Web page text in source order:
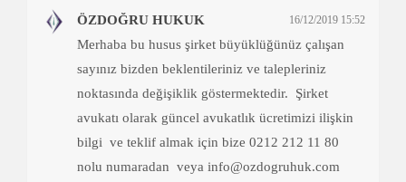
ÖZDOĞRU HUKUK 16/12/2019 15:52
Merhaba bu husus şirket büyüklüğünüz çalışan
sayınız bizden beklentileriniz ve talepleriniz
noktasında değişiklik göstermektedir. Şirket
avukatı olarak güncel avukatlık ücretimizi ilişkin
bilgi ve teklif almak için bize 0212 212 11 80
nolu numaradan veya info@ozdogruhuk.com